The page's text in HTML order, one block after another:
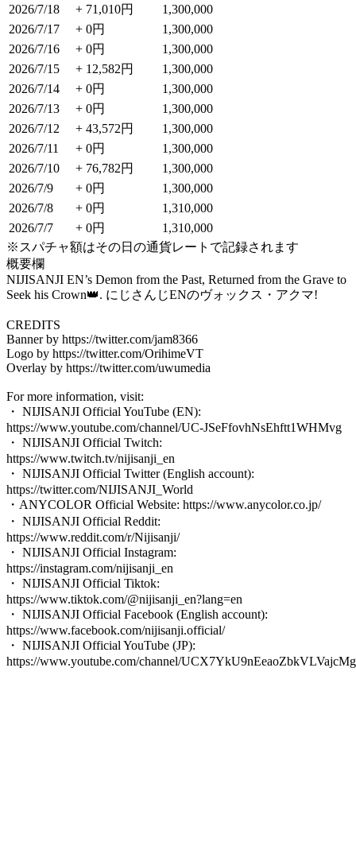
2026/7/18
+ 71,010円
1,300,000
2026/7/17
+ 0円
1,300,000
2026/7/16
+ 0円
1,300,000
2026/7/15
+ 12,582円
1,300,000
2026/7/14
+ 0円
1,300,000
2026/7/13
+ 0円
1,300,000
2026/7/12
+ 43,572円
1,300,000
2026/7/11
+ 0円
1,300,000
2026/7/10
+ 76,782円
1,300,000
2026/7/9
+ 0円
1,300,000
2026/7/8
+ 0円
1,310,000
2026/7/7
+ 0円
1,310,000
※スパチャ額はその日の通貨レートで記録されます
概要欄
NIJISANJI EN’s Demon from the Past, Returned from the Grave to
Seek his Crown👑. にじさんじENのヴォックス・アクマ!
CREDITS
Banner by https://twitter.com/jam8366
Logo by https://twitter.com/OrihimeVT
Overlay by https://twitter.com/uwumedia
For more information, visit:
・ NIJISANJI Official YouTube (EN):
https://www.youtube.com/channel/UC-JSeFfovhNsEhftt1WHMvg
・ NIJISANJI Official Twitch:
https://www.twitch.tv/nijisanji_en
・ NIJISANJI Official Twitter (English account):
https://twitter.com/NIJISANJI_World
・ANYCOLOR Official Website: https://www.anycolor.co.jp/
・ NIJISANJI Official Reddit:
https://www.reddit.com/r/Nijisanji/
・ NIJISANJI Official Instagram:
https://instagram.com/nijisanji_en
・ NIJISANJI Official Tiktok:
https://www.tiktok.com/@nijisanji_en?lang=en
・ NIJISANJI Official Facebook (English account):
https://www.facebook.com/nijisanji.official/
・ NIJISANJI Official YouTube (JP):
https://www.youtube.com/channel/UCX7YkU9nEeaoZbkVLVajcMg